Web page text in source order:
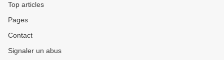
Top articles
Pages
Contact
Signaler un abus